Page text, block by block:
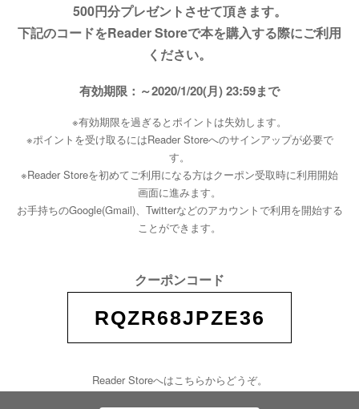
500円分プレゼントさせて頂きます。
下記のコードをReader Storeで本を購入する際にご利用
ください。
有効期限：～2020/1/20(月) 23:59まで
※有効期限を過ぎるとポイントは失効します。
※ポイントを受け取るにはReader Storeへのサインアップが必要で
す。
※Reader Storeを初めてご利用になる方はクーポン受取時に利用開始
画面に進みます。
お手持ちのGoogle(Gmail)、Twitterなどのアカウントで利用を開始する
ことができます。
クーポンコード
RQZR68JPZE36
Reader Storeへはこちらからどうぞ。